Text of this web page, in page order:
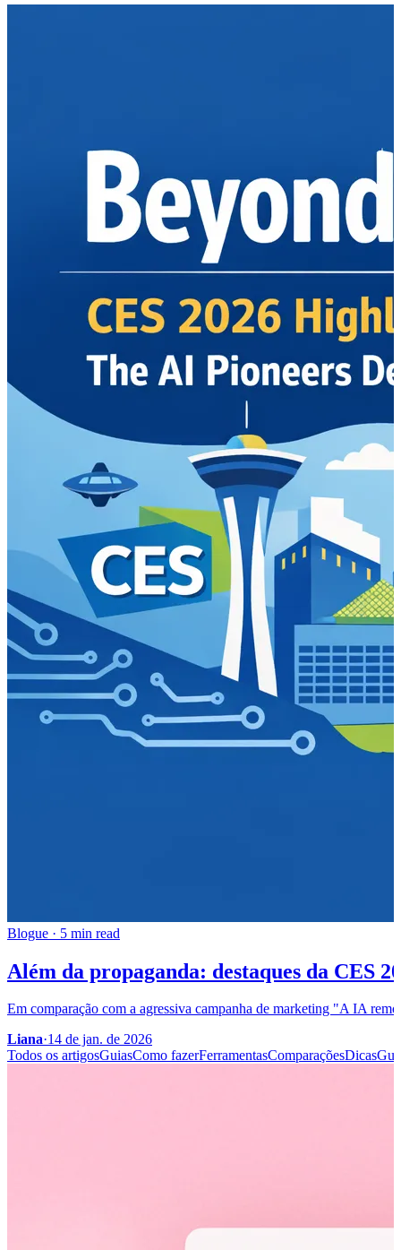
Blogue · 5 min read
Além da propaganda: destaques da CES
Em comparação com a agressiva campanha de marketing "A IA
Liana·14 de jan. de 2026
Todos os artigosGuiasComo fazerFerramentasComparaçõesDicas